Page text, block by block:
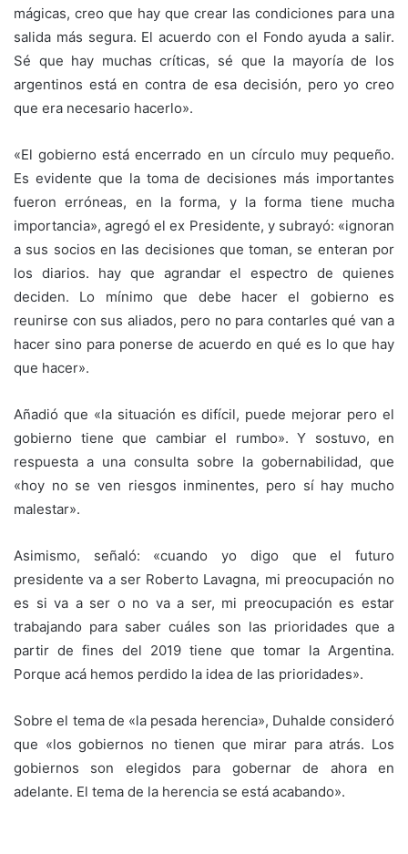
mágicas, creo que hay que crear las condiciones para una
salida más segura. El acuerdo con el Fondo ayuda a salir.
Sé que hay muchas críticas, sé que la mayoría de los
argentinos está en contra de esa decisión, pero yo creo
que era necesario hacerlo».
«El gobierno está encerrado en un círculo muy pequeño.
Es evidente que la toma de decisiones más importantes
fueron erróneas, en la forma, y la forma tiene mucha
importancia», agregó el ex Presidente, y subrayó: «ignoran
a sus socios en las decisiones que toman, se enteran por
los diarios. hay que agrandar el espectro de quienes
deciden. Lo mínimo que debe hacer el gobierno es
reunirse con sus aliados, pero no para contarles qué van a
hacer sino para ponerse de acuerdo en qué es lo que hay
que hacer».
Añadió que «la situación es difícil, puede mejorar pero el
gobierno tiene que cambiar el rumbo». Y sostuvo, en
respuesta a una consulta sobre la gobernabilidad, que
«hoy no se ven riesgos inminentes, pero sí hay mucho
malestar».
Asimismo, señaló: «cuando yo digo que el futuro
presidente va a ser Roberto Lavagna, mi preocupación no
es si va a ser o no va a ser, mi preocupación es estar
trabajando para saber cuáles son las prioridades que a
partir de fines del 2019 tiene que tomar la Argentina.
Porque acá hemos perdido la idea de las prioridades».
Sobre el tema de «la pesada herencia», Duhalde consideró
que «los gobiernos no tienen que mirar para atrás. Los
gobiernos son elegidos para gobernar de ahora en
adelante. El tema de la herencia se está acabando».